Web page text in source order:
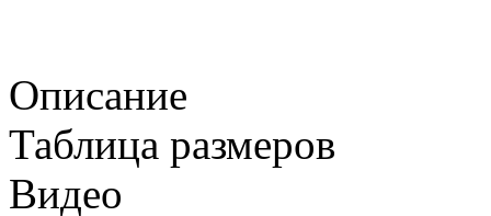
Описание
Таблица размеров
Видео